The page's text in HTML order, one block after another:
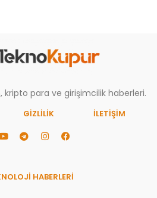
kripto para ve girişimcilik haberleri.
GIZLILIK İLETİŞİM
HABERLERİ